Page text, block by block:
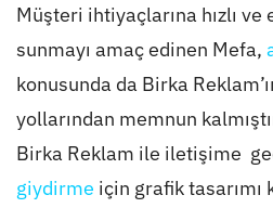
Müşteri ihtiyaçlarına hızlı
sunmayı amaç edinen Mefa,
konusunda da Birka
yollarından memnun
Birka Reklam ile iletişime
giydirme için grafik tasarımı